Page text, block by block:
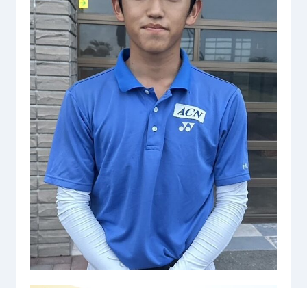
person お客様専用サイト
group 商談中のお客様
mail お問い合わせ